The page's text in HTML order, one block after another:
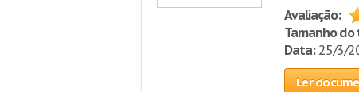
Avaliação:
Tamanho
Data:25/3/
Ler